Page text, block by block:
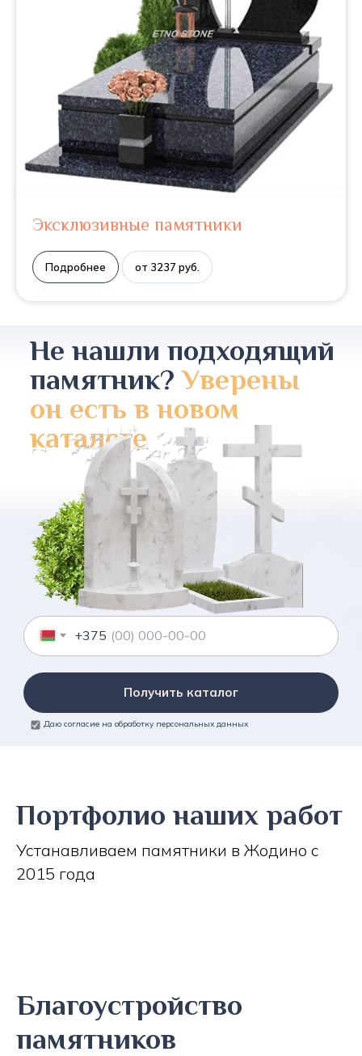
Эксклюзивные памятники
Подробнее от 3237 руб.
Не нашли подходящий
памятник?Уверены
он есть в новом
каталоге
+375
Получить каталог
Даю согласие на обработку персональных данных
Портфолио наших работ
Устанавливаем памятники в Жодино с
2015 года
Благоустройство
памятников